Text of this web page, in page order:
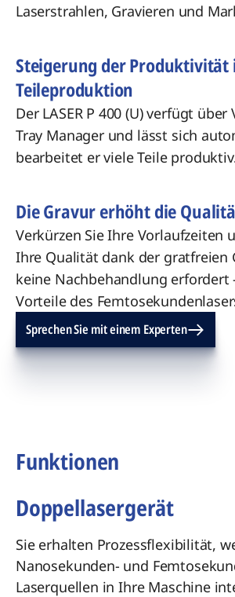
Laserstrahlen, Gravieren und
Steigerung der Produktivität
Teileproduktion
Der LASER P 400 (U) verfügt über
Tray Manager und lässt sich
bearbeitet er viele Teile
Die Gravur erhöht die
Verkürzen Sie Ihre Vorlaufzeiten
Ihre Qualität dank der gratfreien
keine Nachbehandlung erfordert
Vorteile des
Sprechen Sie mit einem Experten
Funktionen
Doppellasergerät
Sie erhalten Prozessflexibilität,
Nanosekunden- und
Laserquellen in Ihre Maschine